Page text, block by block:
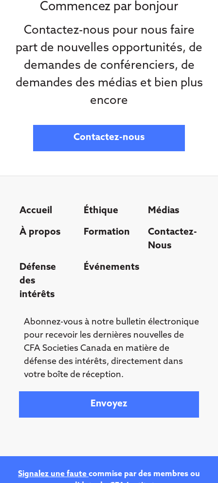
Commencez par bonjour
Contactez-nous pour nous faire
part de nouvelles opportunités, de
demandes de conférenciers, de
demandes des médias et bien plus
encore
Contactez-nous
Accueil Éthique Médias
À propos Formation
Contactez-
Nous
Défense
des
intérêts
Événements
Abonnez-vous à notre bulletin électronique
pour recevoir les dernières nouvelles de
CFA Societies Canada en matière de
défense des intérêts, directement dans
votre boîte de réception.
Signalez une faute commise par des membres ou